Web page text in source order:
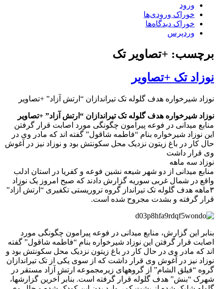
ورود
خوراک ورودی‌ها
خوراک دیدگاه‌ها
وردپرس
برچسب: +تصاویر تک
نوزاد تک +تصاویر
نوزاد شیرخواره هدف گلوله تک تیراندازان “ارتش آزاد” +تصاویر
نوزاد شیرخواره هدف گلوله تک تیراندازان “ارتش آزاد” +تصاویر
منابع میدانی در فوعه پیرامون چگونگی مورد اصابت قرار گرفتن
این نوزاد شیرخواره بنام “فاطمه شاقول” گفته اند که مادر وی در
حال کار در باغ زیتون نزدیک محل سکونتش بود و نوزاد نیز در آغوش
وی قرار داشت
نوزاد سه ماهه
منابع میدانی از دو شهر شیعه نشین فوعه و کفریا در استان ادلب
واقع در شمال غربی سوریه گزارش دادند که صبح امروز یک نوزاد
۳ماهه هدف گلوله تک تیرانداز گروه تروریستی تکفیری “ارتش آزاد”
قرار گرفته و بشدت مجروح شده است.
بنابر این گزارش، منابع میدانی در فوعه پیرامون چگونگی مورد
اصابت قرار گرفتن این نوزاد شیرخواره بنام “فاطمه شاقول” گفته
اند که مادر وی در حال کار در باغ زیتون نزدیک محل سکونتش بود و
نوزاد نیز در آغوش وی قرار داشت که از سوی یکی از تک تیراندازان
گروه “فیلق الشام” از گروههای زیرمجموعه ارتش آزاد مستقر در
شهرک “بنش” هدف گلوله قرار گرفته است. بنابر آخرین گزارشها،